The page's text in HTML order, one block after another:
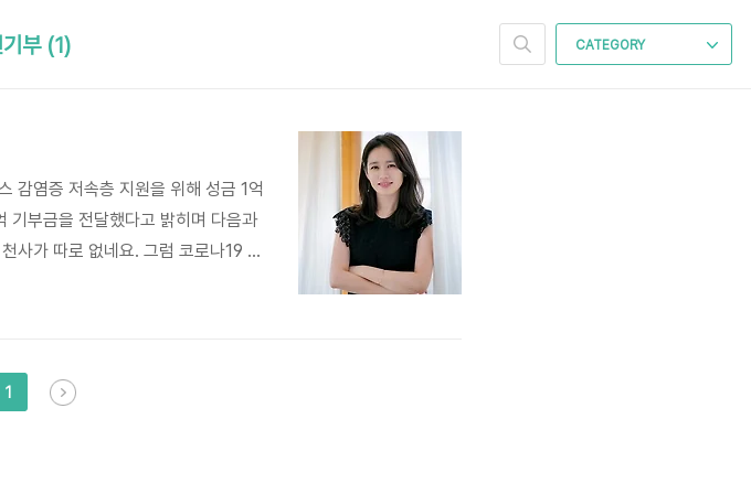
CATEGORY
부 (1)
감염증 저속층 지원을 위해 성금 1억
기부금을 전달했다고 밝히며 다음과
사가 따로 없네요. 그럼 코로나19 관
자 부모님이 살고 계시기에 저에게
상당히 아프고 안타까울 것 같은데
1